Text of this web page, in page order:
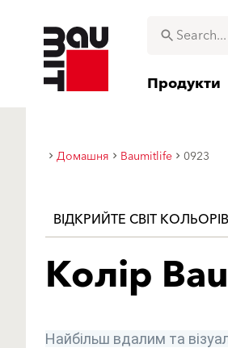
Продукти
Домашня Baumitlife 0923
ВІДКРИЙТЕ СВІТ КОЛЬОРІВ
Колір
Найбільш вдалим та